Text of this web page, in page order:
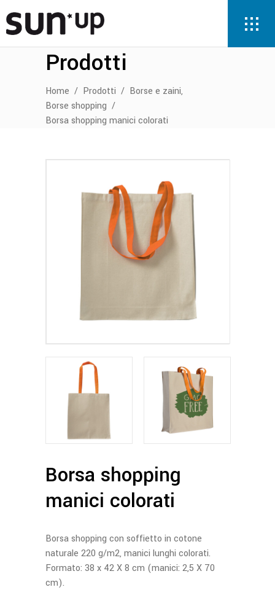
Prodotti
Home / Prodotti / Borse e zaini,
Borse shopping /
Borsa shopping manici colorati
Borsa shopping
manici colorati
Borsa shopping con soffietto in cotone
naturale 220 g/m2, manici lunghi colorati.
Formato: 38 x 42 X 8 cm (manici: 2,5 X 70
cm).